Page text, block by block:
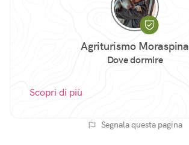
Agriturismo Moraspina
Dove dormire
Scopri di più
Segnala questa pagina